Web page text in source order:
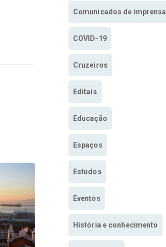
Comunicados de imprensa
COVID-19
Cruzeiros
Editais
Educação
Espaços
Estudos
Eventos
História e conhecimento